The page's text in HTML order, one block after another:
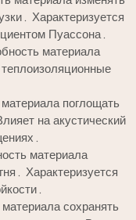
Характеризуется
Пуассона․
материала
поглощать
на акустический
материала
Характеризуется
сохранять